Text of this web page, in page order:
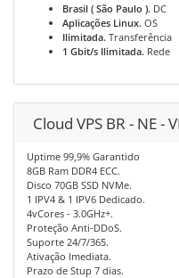
Brasil ( São Paulo ). DC
Aplicações Linux. OS
Ilimitada. Transferência
1 Gbit/s Ilimitada. Rede
Cloud VPS BR - NE -
Uptime 99,9% Garantido
8GB Ram DDR4 ECC.
Disco 70GB SSD NVMe.
1 IPV4 & 1 IPV6 Dedicado.
4vCores - 3.0GHz+.
Proteção Anti-DDoS.
Suporte 24/7/365.
Ativação Imediata.
Prazo de Stup 7 dias.